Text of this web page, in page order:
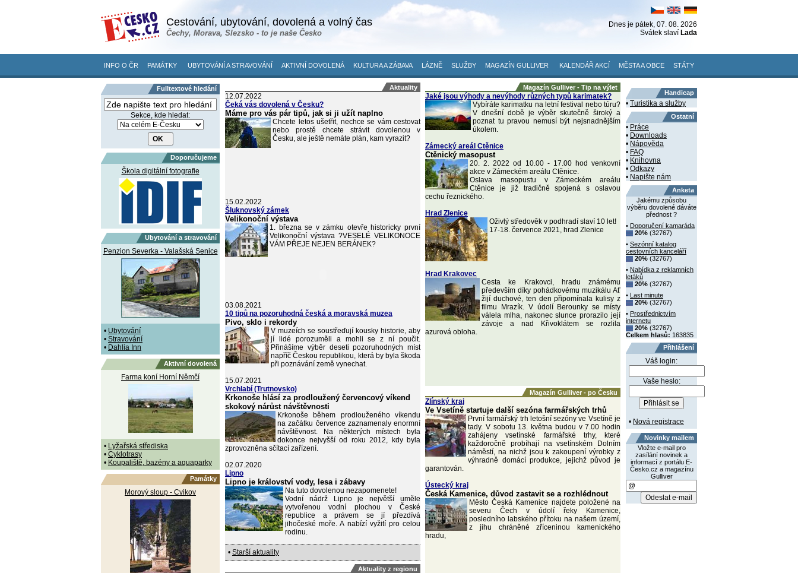
Cestování, ubytování, dovolená a volný čas
Čechy, Morava, Slezsko - to je naše Česko
Dnes je pátek, 07. 08. 2026
Svátek slaví Lada
INFO O ČR PAMÁTKY UBYTOVÁNÍ A STRAVOVÁNÍ AKTIVNÍ DOVOLENÁ KULTURA A ZÁBAVA LÁZNĚ SLUŽBY MAGAZÍN GULLIVER KALENDÁŘ AKCÍ MĚSTA A OBCE STÁTY
Fulltextové hledání
Sekce, kde hledat:
Doporučujeme
Škola digitální fotografie
Ubytování a stravování
Penzion Severka - Valašská Senice
• Ubytování
• Stravování
• Dahlia Inn
Aktivní dovolená
Farma koní Horní Němčí
• Lyžařská střediska
• Cyklotrasy
• Koupaliště, bazény a aquaparky
Památky
Morový sloup - Cvikov
Aktuality
12.07.2022
Čeká vás dovolená v Česku?
Máme pro vás pár tipů, jak si ji užít naplno
Chcete letos ušetřit, nechce se vám cestovat
nebo prostě chcete strávit dovolenou v
Česku, ale ještě nemáte plán, kam vyrazit?
15.02.2022
Šluknovský zámek
Velikonoční výstava
1. března se v zámku otevře historicky první
Velikonoční výstava ?VESELÉ VELIKONOCE
VÁM PŘEJE NEJEN BERÁNEK?
03.08.2021
10 tipů na pozoruhodná česká a moravská muzea
Pivo, sklo i rekordy
V muzeích se soustřeďují kousky historie, aby
jí lidé porozuměli a mohli se z ní poučit.
Přinášíme výběr deseti pozoruhodných míst
napříč Českou republikou, která by byla škoda
při poznávání země vynechat.
15.07.2021
Vrchlabí (Trutnovsko)
Krkonoše hlásí za prodloužený červencový víkend
skokový nárůst návštěvnosti
Krkonoše během prodlouženého víkendu
na začátku července zaznamenaly enormní
návštěvnost. Na některých místech byla
dokonce nejvyšší od roku 2012, kdy byla
zprovozněna sčítací zařízení.
02.07.2020
Lipno
Lipno je království vody, lesa i zábavy
Na tuto dovolenou nezapomenete!
Vodní nádrž Lipno je největší uměle
vytvořenou vodní plochou v České
republice a právem se jí přezdívá
jihočeské moře. A nabízí vyžití pro celou
rodinu.
• Starší aktuality
Aktuality z regionu
Magazín Gulliver - Tip na výlet
Jaké jsou výhody a nevýhody různých typů karimatek?
Vybíráte karimatku na letní festival nebo túru?
V dnešní době je výběr skutečně široký a
poznat tu pravou nemusí být nejsnadnějším
úkolem.
Zámecký areál Ctěnice
Ctěnický masopust
20. 2. 2022 od 10.00 - 17.00 hod venkovní
akce v Zámeckém areálu Ctěnice.
Oslava masopustu v Zámeckém areálu
Ctěnice je již tradičně spojená s oslavou
cechu řeznického.
Hrad Zlenice
Oživlý středověk v podhradí slaví 10 let!
17-18. července 2021, hrad Zlenice
Hrad Krakovec
Cesta ke Krakovci, hradu známému
především díky pohádkovému muzikálu Ať
žijí duchové, ten den připomínala kulisy z
filmu Mrazík. V údolí Berounky se místy
válela mlha, nakonec slunce prorazilo její
závoje a nad Křivoklátem se rozlila
azurová obloha.
Magazín Gulliver - po Česku
Zlínský kraj
Ve Vsetíně startuje další sezóna farmářských trhů
První farmářský trh letošní sezóny ve Vsetíně je
tady. V sobotu 13. května budou v 7.00 hodin
zahájeny vsetínské farmářské trhy, které
každoročně probíhají na vsetínském Dolním
náměstí, na nichž jsou k zakoupení výrobky z
výhradně domácí produkce, jejichž původ je
garantován.
Ústecký kraj
Česká Kamenice, důvod zastavit se a rozhlédnout
Město Česká Kamenice najdete položené na
severu Čech v údolí řeky Kamenice,
posledního labského přítoku na našem území,
z jihu chráněné zříceninou kamenického
hradu,
Handicap
• Turistika a služby
Ostatní
• Práce
• Downloads
• Nápověda
• FAQ
• Knihovna
• Odkazy
• Napište nám
Anketa
Jakému způsobu
výběru dovolené dáváte
přednost ?
• Doporučení kamaráda
20% (32767)
• Sezónní katalog
cestovních kanceláří
20% (32767)
• Nabídka z reklamních
letáků
20% (32767)
•
Last minute
20% (32767)
• Prostřednictvím
internetu
20% (32767)
Celkem hlasů: 163835
Přihlášení
Váš login:
Vaše heslo:
• Nová registrace
Novinky mailem
Vložte e-mail pro
zasílání novinek a
informací z portálu E-
Česko.cz a magazínu
Gulliver